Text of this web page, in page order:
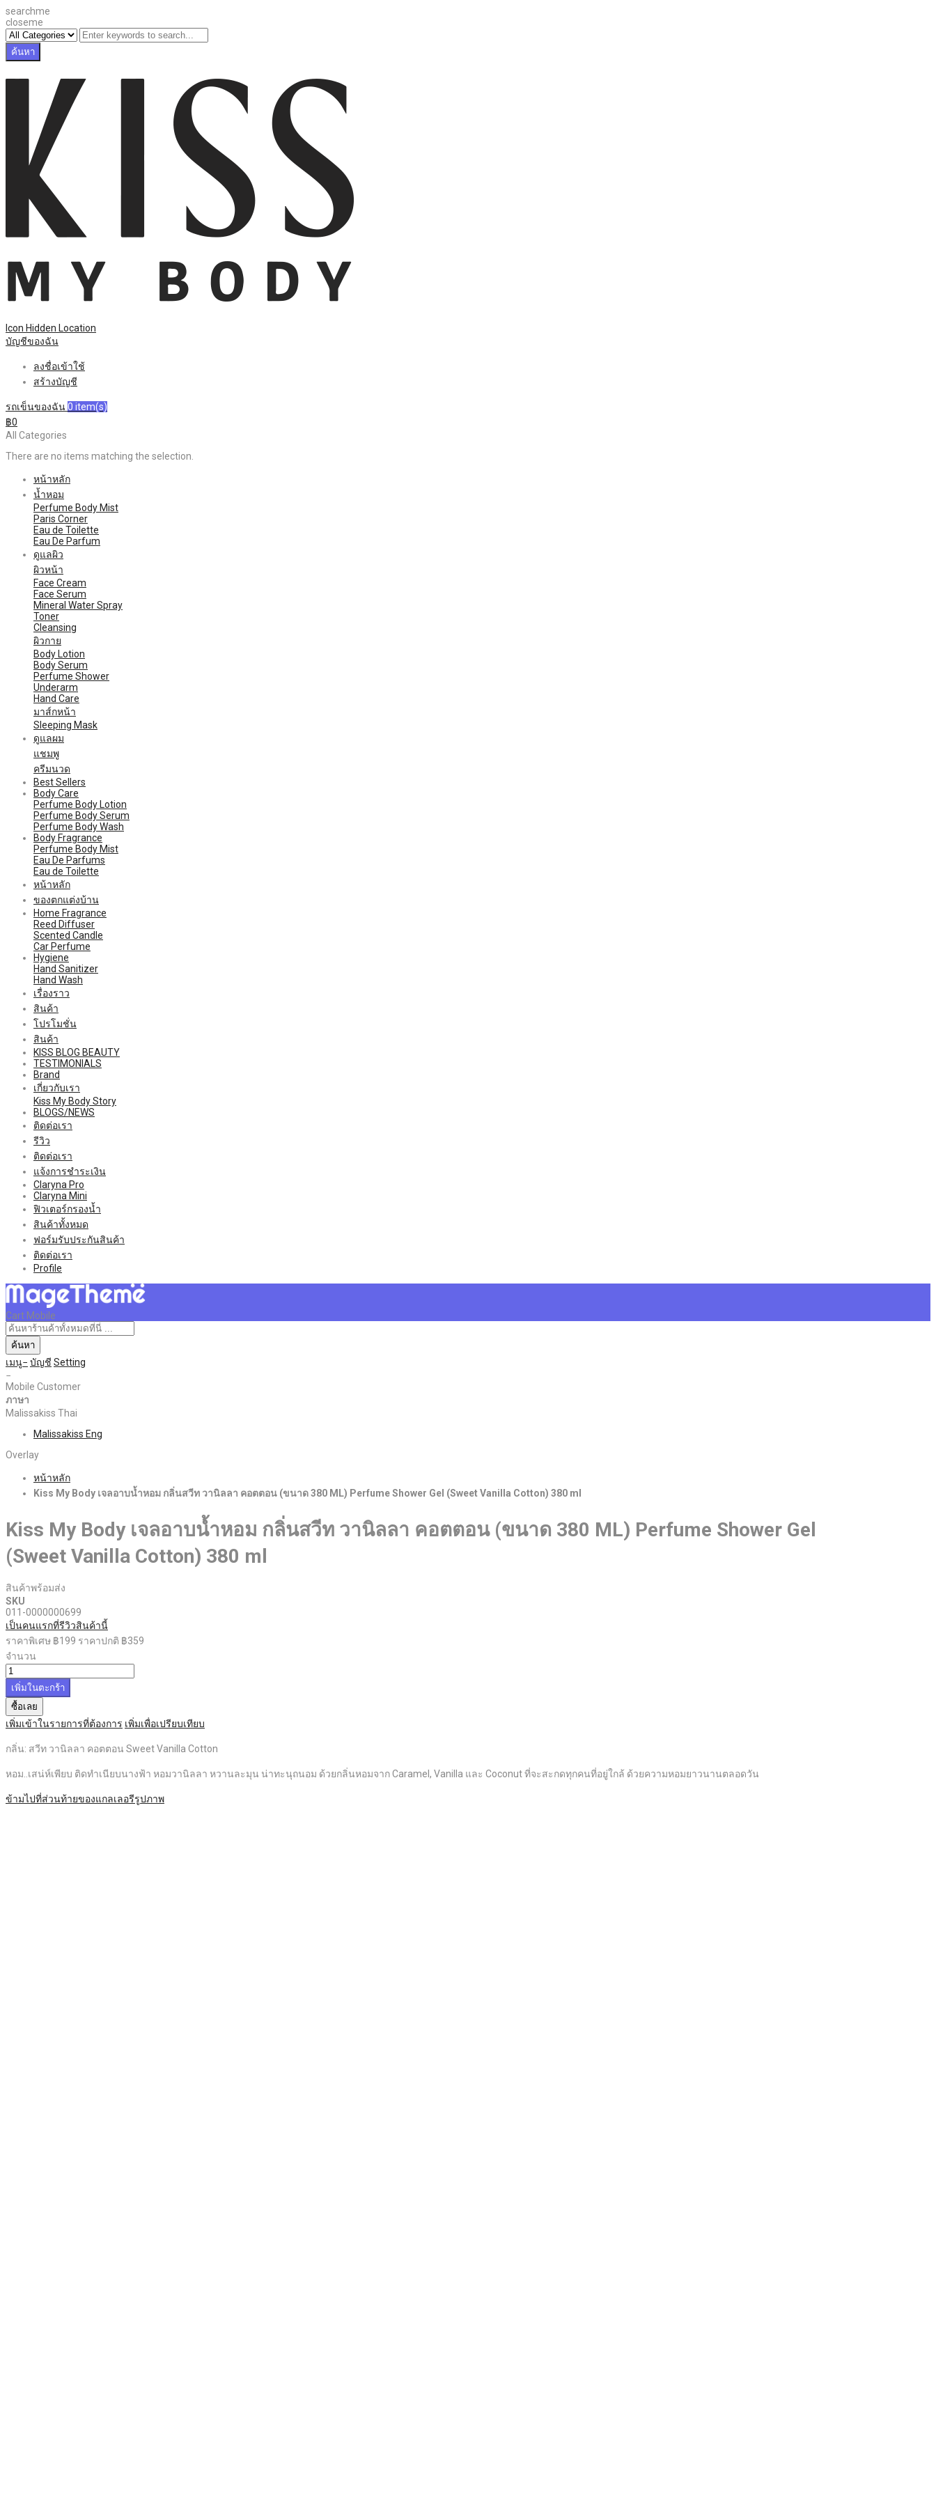
searchme
closeme
ค้นหา
Icon Hidden Location
บัญชีของฉัน
ลงชื่อเข้าใช้
สร้างบัญชี
รถเข็นของฉัน0 item(s)
฿0
All Categories
There are no items matching the selection.
หน้าหลัก
น้ำหอม
Perfume Body Mist
Paris Corner
Eau de Toilette
Eau De Parfum
ดูแลผิว
ผิวหน้า
Face Cream
Face Serum
Mineral Water Spray
Toner
Cleansing
ผิวกาย
Body Lotion
Body Serum
Perfume Shower
Underarm
Hand Care
มาส์กหน้า
Sleeping Mask
ดูแลผม
แชมพู
ครีมนวด
Best Sellers
Body Care
Perfume Body Lotion
Perfume Body Serum
Perfume Body Wash
Body Fragrance
Perfume Body Mist
Eau De Parfums
Eau de Toilette
หน้าหลัก
ของตกแต่งบ้าน
Home Fragrance
Reed Diffuser
Scented Candle
Car Perfume
Hygiene
Hand Sanitizer
Hand Wash
เรื่องราว
สินค้า
โปรโมชั่น
สินค้า
KISS BLOG BEAUTY
TESTIMONIALS
Brand
เกี่ยวกับเรา
Kiss My Body Story
BLOGS/NEWS
ติดต่อเรา
รีวิว
ติดต่อเรา
แจ้งการชำระเงิน
Claryna Pro
Claryna Mini
ฟิวเตอร์กรองน้ำ
สินค้าทั้งหมด
ฟอร์มรับประกันสินค้า
ติดต่อเรา
Profile
Cart Mobile
ค้นหา
เมนู บัญชี Setting
Mobile Customer
ภาษา
Malissakiss Thai
Malissakiss Eng
Overlay
หน้าหลัก
Kiss My Body เจลอาบน้ำหอม กลิ่นสวีท วานิลลา คอตตอน (ขนาด 380 ML) Perfume Shower Gel (Sweet Vanilla Cotton) 380 ml
Kiss My Body เจลอาบน้ำหอม กลิ่นสวีท วานิลลา คอตตอน (ขนาด 380 ML) Perfume Shower Gel
(Sweet Vanilla Cotton) 380 ml
สินค้าพร้อมส่ง
SKU
011-0000000699
เป็นคนแรกที่รีวิวสินค้านี้
ราคาพิเศษ ฿199 ราคาปกติ ฿359
จำนวน
เพิ่มในตะกร้า
ซื้อเลย
เพิ่มเข้าในรายการที่ต้องการ เพิ่มเพื่อเปรียบเทียบ
กลิ่น: สวีท วานิลลา คอตตอน Sweet Vanilla Cotton
หอม..เสน่ห์เพียบ ติดทำเนียบนางฟ้า หอมวานิลลา หวานละมุน น่าทะนุถนอม ด้วยกลิ่นหอมจาก Caramel, Vanilla และ Coconut ที่จะสะกดทุกคนที่อยู่ใกล้ ด้วยความหอมยาวนานตลอดวัน
ข้ามไปที่ส่วนท้ายของแกลเลอรีรูปภาพ